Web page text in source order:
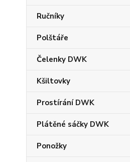
Ručníky
Polštáře
Čelenky DWK
Kšiltovky
Prostírání DWK
Plátěné sáčky DWK
Ponožky